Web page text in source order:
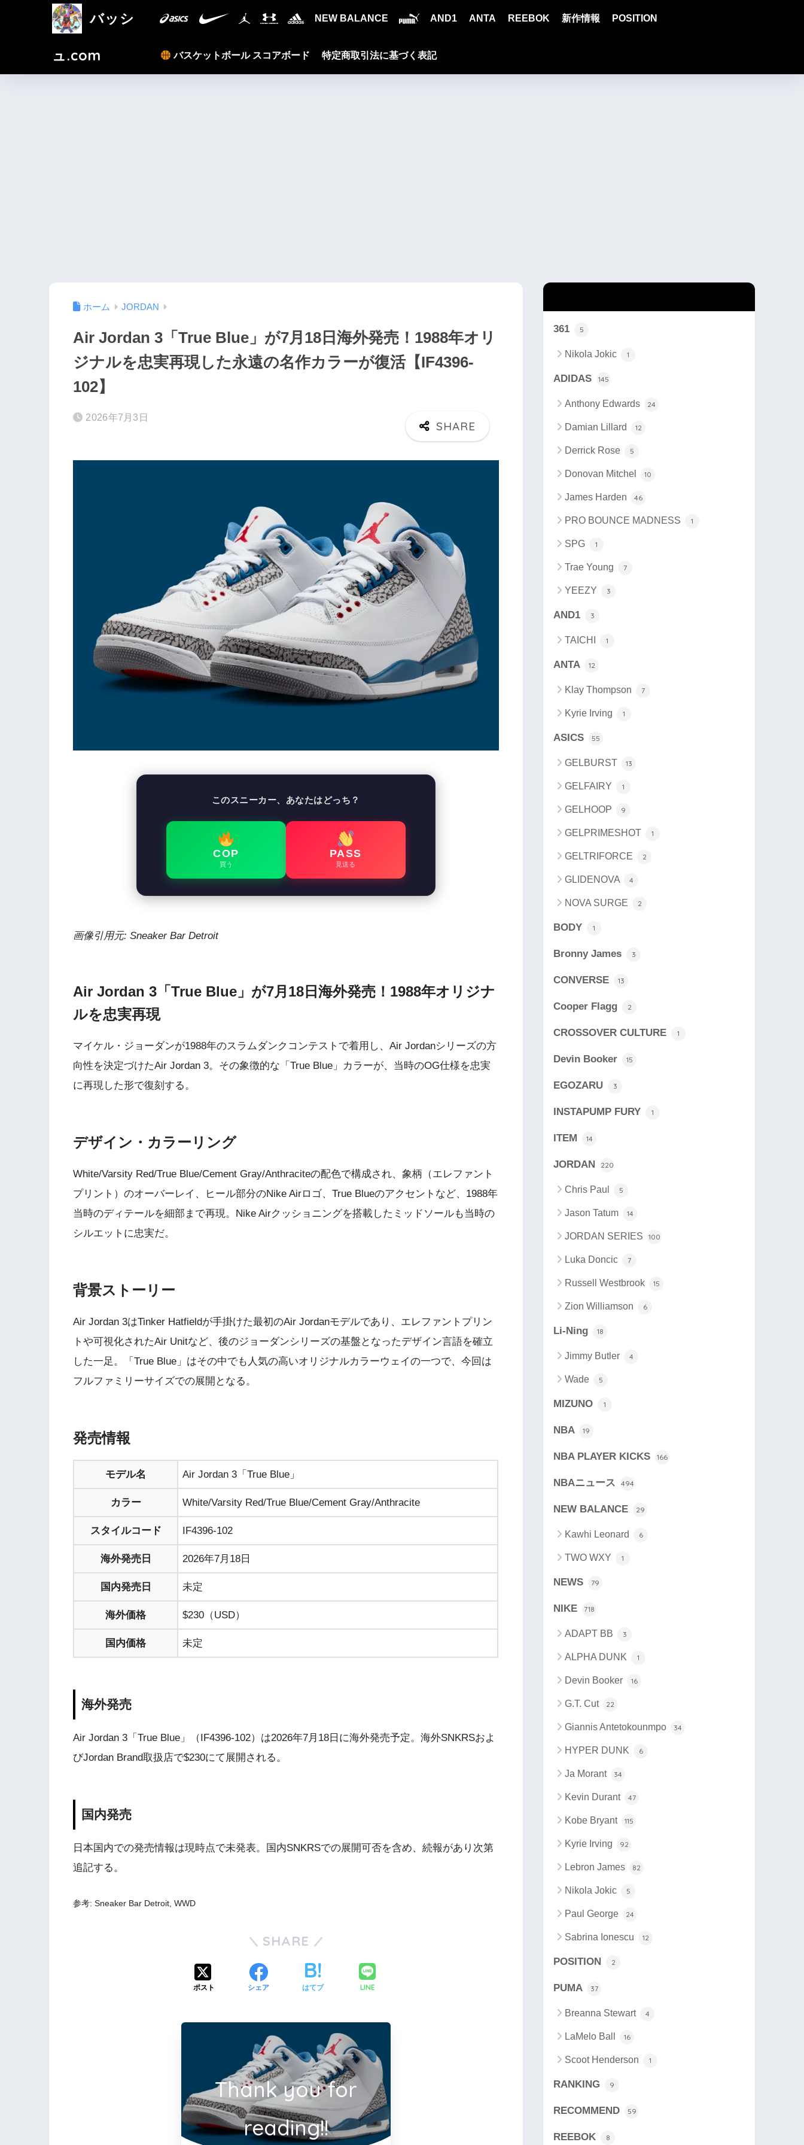
バッシ
ュ.com
NEW BALANCE AND1 ANTA REEBOK 新作情報 POSITION
バスケットボール スコアボード 特定商取引法に基づく表記
ホーム JORDAN
Air Jordan 3「True Blue」が7月18日海外発売！1988年オリ
ジナルを忠実再現した永遠の名作カラーが復活【IF4396-
102】
2026年7月3日
このスニーカー、あなたはどっち？
COP
買う
PASS
見送る
画像引用元: Sneaker Bar Detroit
Air Jordan 3「True Blue」が7月18日海外発売！1988年オリジナ
ルを忠実再現
マイケル・ジョーダンが1988年のスラムダンクコンテストで着用し、Air Jordanシリーズの方
向性を決定づけたAir Jordan 3。その象徴的な「True Blue」カラーが、当時のOG仕様を忠実
に再現した形で復刻する。
デザイン・カラーリング
White/Varsity Red/True Blue/Cement Gray/Anthraciteの配色で構成され、象柄（エレファント
プリント）のオーバーレイ、ヒール部分のNike Airロゴ、True Blueのアクセントなど、1988年
当時のディテールを細部まで再現。Nike Airクッショニングを搭載したミッドソールも当時の
シルエットに忠実だ。
背景ストーリー
Air Jordan 3はTinker Hatfieldが手掛けた最初のAir Jordanモデルであり、エレファントプリン
トや可視化されたAir Unitなど、後のジョーダンシリーズの基盤となったデザイン言語を確立
した一足。「True Blue」はその中でも人気の高いオリジナルカラーウェイの一つで、今回は
フルファミリーサイズでの展開となる。
発売情報
モデル名 Air Jordan 3「True Blue」
カラー White/Varsity Red/True Blue/Cement Gray/Anthracite
スタイルコード IF4396-102
海外発売日 2026年7月18日
国内発売日 未定
海外価格 $230（USD）
国内価格 未定
海外発売
Air Jordan 3「True Blue」（IF4396-102）は2026年7月18日に海外発売予定。海外SNKRSおよ
びJordan Brand取扱店で$230にて展開される。
国内発売
日本国内での発売情報は現時点で未発表。国内SNKRSでの展開可否を含め、続報があり次第
追記する。
参考: Sneaker Bar Detroit, WWD
SHARE
ポスト シェア はてブ LINE
Thank you for
reading!!
361 5
Nikola Jokic 1
ADIDAS 145
Anthony Edwards 24
Damian Lillard 12
Derrick Rose 5
Donovan Mitchel 10
James Harden 46
PRO BOUNCE MADNESS 1
SPG 1
Trae Young 7
YEEZY 3
AND1 3
TAICHI 1
ANTA 12
Klay Thompson 7
Kyrie Irving 1
ASICS 55
GELBURST 13
GELFAIRY 1
GELHOOP 9
GELPRIMESHOT 1
GELTRIFORCE 2
GLIDENOVA 4
NOVA SURGE 2
BODY 1
Bronny James 3
CONVERSE 13
Cooper Flagg 2
CROSSOVER CULTURE 1
Devin Booker 15
EGOZARU 3
INSTAPUMP FURY 1
ITEM 14
JORDAN 220
Chris Paul 5
Jason Tatum 14
JORDAN SERIES 100
Luka Doncic 7
Russell Westbrook 15
Zion Williamson 6
Li-Ning 18
Jimmy Butler 4
Wade 5
MIZUNO 1
NBA 19
NBA PLAYER KICKS 166
NBAニュース 494
NEW BALANCE 29
Kawhi Leonard 6
TWO WXY 1
NEWS 79
NIKE 718
ADAPT BB 3
ALPHA DUNK 1
Devin Booker 16
G.T. Cut 22
Giannis Antetokounmpo 34
HYPER DUNK 6
Ja Morant 34
Kevin Durant 47
Kobe Bryant 115
Kyrie Irving 92
Lebron James 82
Nikola Jokic 5
Paul George 24
Sabrina Ionescu 12
POSITION 2
PUMA 37
Breanna Stewart 4
LaMelo Ball 16
Scoot Henderson 1
RANKING 9
RECOMMEND 59
REEBOK 8